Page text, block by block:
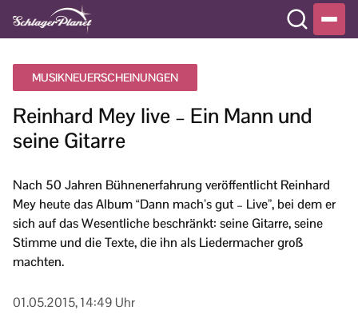
MUSIKNEUERSCHEINUNGEN
Reinhard Mey live – Ein Mann und
seine Gitarre
Nach 50 Jahren Bühnenerfahrung veröffentlicht Reinhard
Mey heute das Album “Dann mach’s gut – Live”, bei dem er
sich auf das Wesentliche beschränkt: seine Gitarre, seine
Stimme und die Texte, die ihn als Liedermacher groß
machten.
01.05.2015, 14:49 Uhr